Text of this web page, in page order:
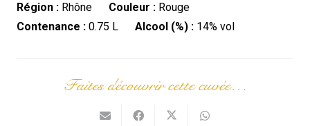
Région : Rhône Couleur : Rouge
Contenance : 0.75 L Alcool (%) : 14% vol
Faites découvrir cette cuvée…